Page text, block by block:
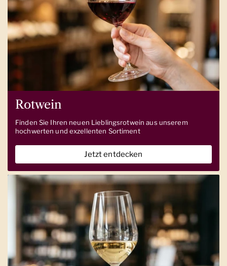
Rotwein
Finden Sie Ihren neuen Lieblingsrotwein aus unserem
hochwerten und exzellenten Sortiment
Jetzt entdecken